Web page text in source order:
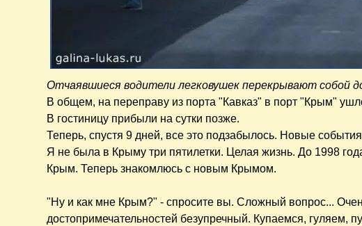
Отчаявшиеся водители легковушек перекрывают собой
В общем, на переправу из порта "Кавказ" в порт "Крым"
В гостиницу прибыли на сутки позже.
Теперь, спустя 9 дней, все это подзабылось. Новые
Я не была в Крыму три пятилетки. Целая жизнь. До 1998
Крым. Теперь знакомлюсь с новым Крымом.
"Ну и как мне Крым?" - спросите вы. Сложный вопрос...
достопримечательностей безупречный. Купаемся, гуляем,